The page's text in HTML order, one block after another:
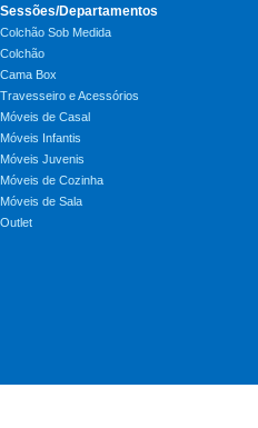
Sessões/Departamentos
Colchão Sob Medida
Colchão
Cama Box
Travesseiro e Acessórios
Móveis de Casal
Móveis Infantis
Móveis Juvenis
Móveis de Cozinha
Móveis de Sala
Outlet